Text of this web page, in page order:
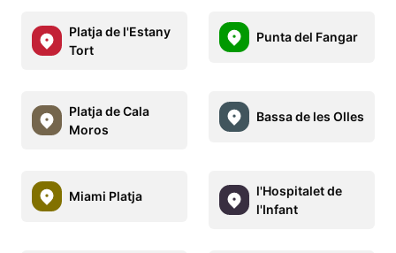
Platja de l'Estany
Tort
Punta del Fangar
Platja de Cala
Moros
Bassa de les Olles
Miami Platja
l'Hospitalet de
l'Infant